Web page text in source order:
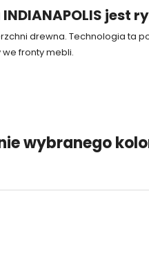
jest
drewna. Technologia ta
fronty mebli.
wybranego